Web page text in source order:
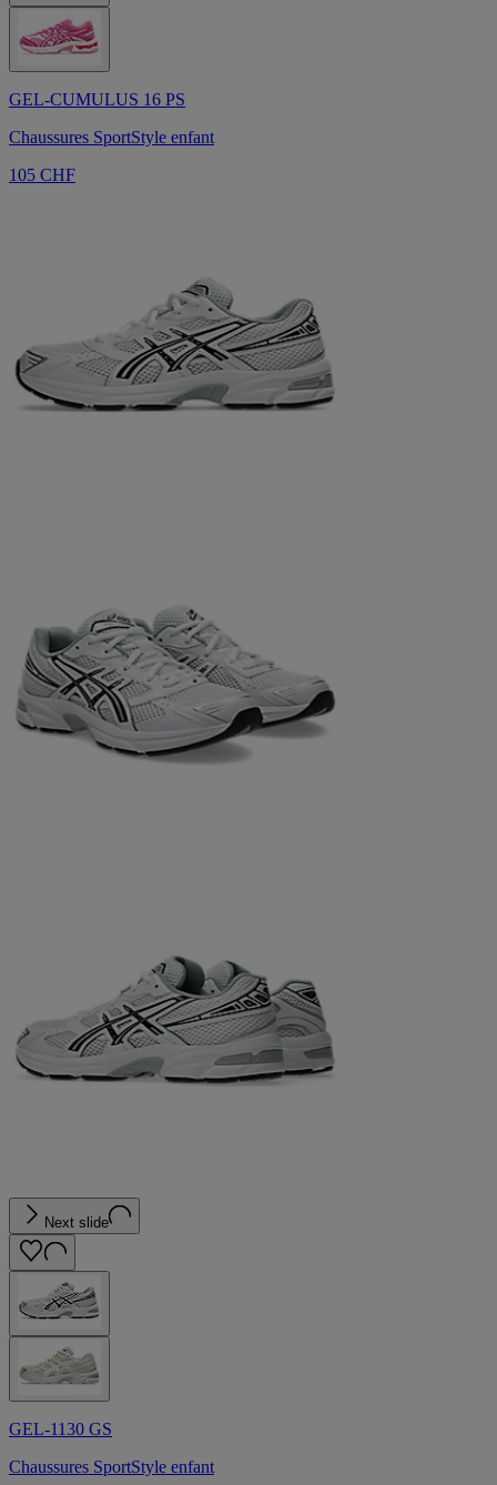
GEL-CUMULUS 16 PS
Chaussures SportStyle enfant
105 CHF
Next slide
GEL-1130 GS
Chaussures SportStyle enfant